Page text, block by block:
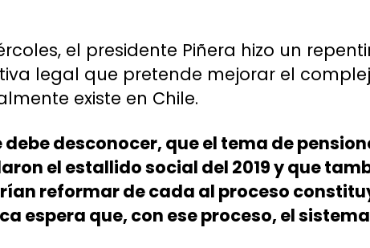
el presidente Piñera hizo un
legal que pretende mejorar el
existe en Chile.
debe desconocer, que el tema de
el estallido social del 2019 y que
reformar de cada al proceso
espera que, con ese proceso, el